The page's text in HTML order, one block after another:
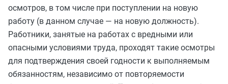
осмотров, в том числе при поступлении на новую
работу (в данном случае — на новую должность).
Работники, занятые на работах с вредными или
опасными условиями труда, проходят такие осмотры
для подтверждения своей годности к выполняемым
обязанностям, независимо от повторяемости